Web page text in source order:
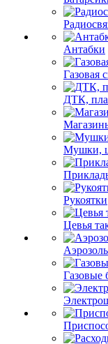
Антабки
Газовая
ДТК,
Мушки,
Рукоятки
Цевья
Газовые